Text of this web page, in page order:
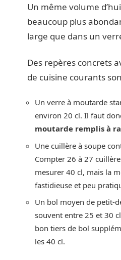
Un même volume
beaucoup plus
large que dans un
Des repères concrets
de cuisine courants
Un verre à moutarde
environ 20 cl. Il faut
moutarde remplis à
Une cuillère à soupe
Compter 26 à 27
mesurer 40 cl, mais la
fastidieuse et peu
Un bol moyen de petit-
souvent entre 25 et 30
bon tiers de bol
les 40 cl.